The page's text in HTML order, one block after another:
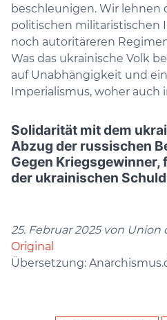
beschleunigen. Wir lehnen
politischen militaristischen
noch autoritäreren
Was das ukrainische Volk
auf Unabhängigkeit und
Imperialismus, woher auch
Solidarität mit dem
Abzug der russischen
Gegen
der ukrainischen
25. Februar 2025 von
Original
Übersetzung: